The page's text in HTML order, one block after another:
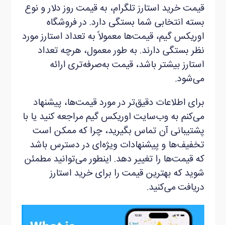
قیمت خرید استارز تلگرام، به قیمت روز دلار و نوع
بسته انتخابی شما بستگی دارد. در فروشگاه
اوریکس گیم، قیمت‌ها معمولاً به تعداد استارز مورد
نظر بستگی دارند. به طور معمول، هرچه تعداد
استارز بیشتر باشد، قیمت به‌صرفه‌تری ارائه
می‌شود.
برای اطلاعات دقیق‌تر در مورد قیمت‌ها، پیشنهاد
می‌کنم به وب‌سایت اوریکس گیم مراجعه کنید یا با
پشتیبانی آن تماس بگیرید، چرا که ممکن است
تخفیف‌ها و پیشنهادات ویژه‌ای در دسترس باشد
که قیمت‌ها را تغییر دهد. اینطور می‌توانید مطمئن
شوید که بهترین قیمت را برای خرید استارز
دریافت می‌کنید.